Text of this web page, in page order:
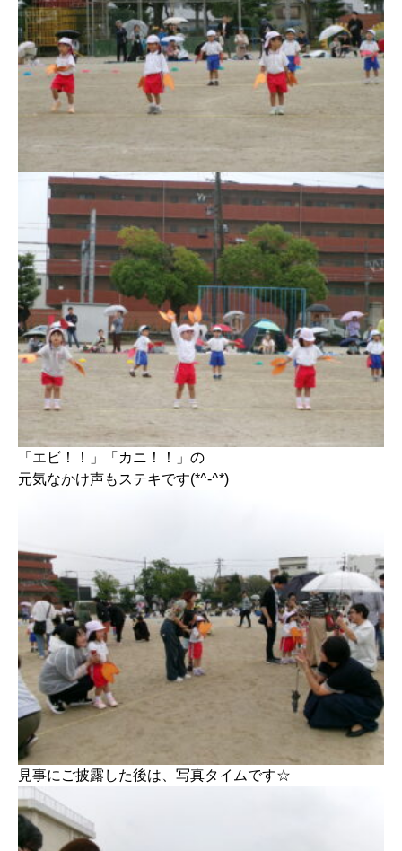
「エビ！！」「カニ！！」の
元気なかけ声もステキです(*^-^*)
見事にご披露した後は、写真タイムです☆